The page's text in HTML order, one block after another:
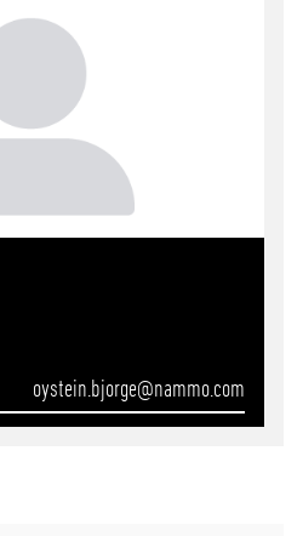
oystein.bjorge@nammo.com